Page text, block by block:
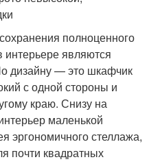
полноценного
интерьере являются
дизайну — это шкафчик
с одной стороны и
краю. Снизу на
маленькой
эргономичного стеллажа,
почти квадратных